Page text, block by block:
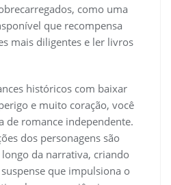
como uma
que recompensa
mais diligentes e ler livros
históricos com baixar
e muito coração, você
de romance independente.
dos personagens são
da narrativa, criando
que impulsiona o